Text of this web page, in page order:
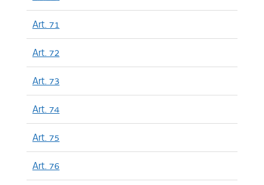
Art. 71
Art. 72
Art. 73
Art. 74
Art. 75
Art. 76